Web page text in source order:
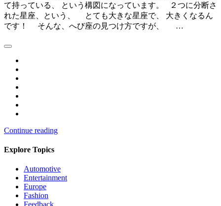
て持っている、 という構図になっています。 ２つに分断さ
れた星座、という、 とても大きな星座で、 大きくなるん
です！ そんな、へび座の見つけ方ですが、 …
Continue reading
Explore Topics
Automotive
Entertainment
Europe
Fashion